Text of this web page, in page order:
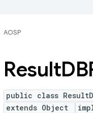
AOSP
Result
public class
extends Object